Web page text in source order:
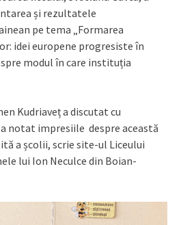
și rezultatele
pe tema „Formarea
idei europene progresiste în
modul în care instituția
Kudriaveț a discutat cu
notat impresiile despre această
a școlii, scrie site-ul Liceului
lui Ion Neculce din Boian-